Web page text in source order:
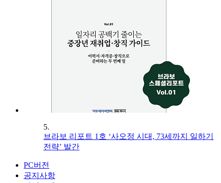
5.
브라보 리포트 1호 ‘사오정 시대, 73세까지 일하기
전략’ 발간
PC버전
공지사항